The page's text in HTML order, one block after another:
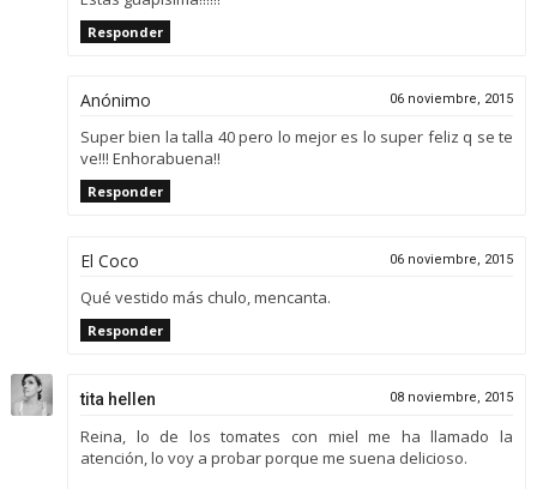
Responder
Anónimo 06 noviembre, 2015
Super bien la talla 40 pero lo mejor es lo super feliz q se te
ve!!! Enhorabuena!!
Responder
El Coco 06 noviembre, 2015
Qué vestido más chulo, mencanta.
Responder
tita hellen 08 noviembre, 2015
Reina, lo de los tomates con miel me ha llamado la
atención, lo voy a probar porque me suena delicioso.